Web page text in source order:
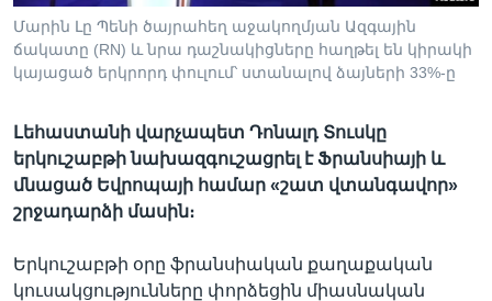
Մարին Լը Պենի ծայրահեղ աջակողմյան Ազգային
ճակատը (RN) և նրա դաշնակիցները հաղթել են կիրակի
կայացած երկրորդ փուլում՝ ստանալով ձայների 33%-ը
Լեհաստանի վարչապետ Դոնալդ Տուսկը
երկուշաբթի նախազգուշացրել է Ֆրանսիայի և
մնացած Եվրոպայի համար «շատ վտանգավոր»
շրջադարձի մասին։
Երկուշաբթի օրը ֆրանսիական քաղաքական
կուսակցությունները փորձեցին միասնական